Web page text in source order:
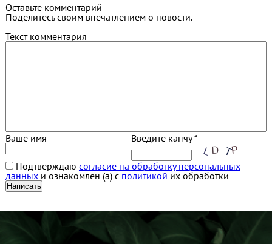
Оставьте комментарий
Поделитесь своим впечатлением о новости.
Текст комментария
Ваше имя Введите капчу *
Подтверждаю согласие на обработку персональных
данныхи ознакомлен (а) с политикой их обработки